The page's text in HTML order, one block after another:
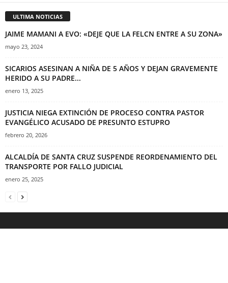
ULTIMA NOTICIAS
JAIME MAMANI A EVO: «DEJE QUE LA FELCN ENTRE A SU ZONA»
mayo 23, 2024
SICARIOS ASESINAN A NIÑA DE 5 AÑOS Y DEJAN GRAVEMENTE
HERIDO A SU PADRE...
enero 13, 2025
JUSTICIA NIEGA EXTINCIÓN DE PROCESO CONTRA PASTOR
EVANGÉLICO ACUSADO DE PRESUNTO ESTUPRO
febrero 20, 2026
ALCALDÍA DE SANTA CRUZ SUSPENDE REORDENAMIENTO DEL
TRANSPORTE POR FALLO JUDICIAL
enero 25, 2025